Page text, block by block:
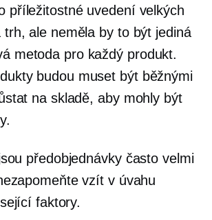
příležitostné uvedení velkých
trh, ale neměla by to být jediná
metoda pro každý produkt.
budou muset být běžnými
na skladě, aby mohly být
předobjednávky často velmi
vzít v úvahu
faktory.